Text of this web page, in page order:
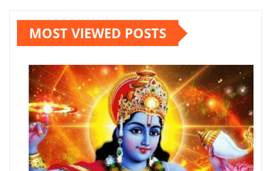
MOST VIEWED POSTS